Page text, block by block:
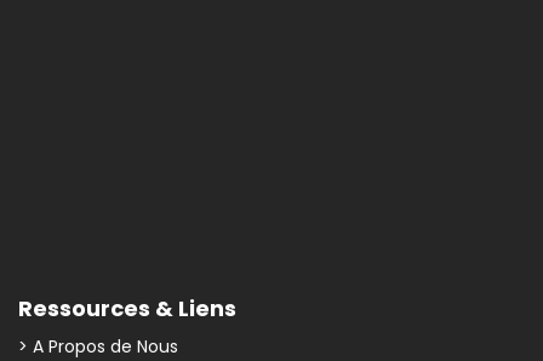
Ressources & Liens
> A Propos de Nous